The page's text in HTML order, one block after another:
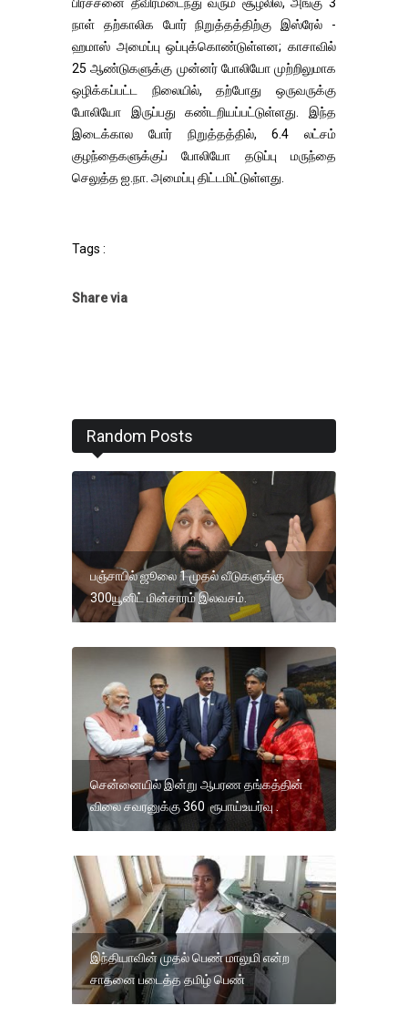
நாள் தற்காலிக போர் நிறுத்தத்திற்கு இஸ்ரேல் -
ஹமாஸ் அமைப்பு ஒப்புக்கொண்டுள்ளன; காசாவில்
25 ஆண்டுகளுக்கு முன்னர் போலியோ முற்றிலுமாக
ஒழிக்கப்பட்ட நிலையில், தற்போது ஒருவருக்கு
போலியோ இருப்பது கண்டறியப்பட்டுள்ளது. இந்த
இடைக்கால போர் நிறுத்தத்தில், 6.4 லட்சம்
குழந்தைகளுக்குப் போலியோ தடுப்பு மருந்தை
செலுத்த ஐ.நா. அமைப்பு திட்டமிட்டுள்ளது.
Tags :
Share via
Random Posts
பஞ்சாபில் ஜூலை 1 முதல் வீடுகளுக்கு
300யூனிட் மின்சாரம் இலவசம்.
சென்னையில் இன்று ஆபரண தங்கத்தின்
விலை சவரனுக்கு 360 ரூபாய்உயர்வு .
இந்தியாவின் முதல் பெண் மாலுமி என்ற
சாதனை படைத்த தமிழ் பெண்